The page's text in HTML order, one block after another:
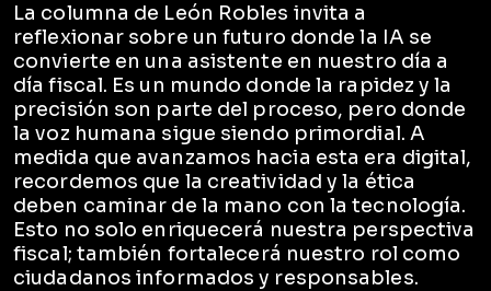
La columna de León Robles invita a
reflexionar sobre un futuro donde la IA se
convierte en una asistente en nuestro día a
día fiscal. Es un mundo donde la rapidez y la
precisión son parte del proceso, pero donde
la voz humana sigue siendo primordial. A
medida que avanzamos hacia esta era digital,
recordemos que la creatividad y la ética
deben caminar de la mano con la tecnología.
Esto no solo enriquecerá nuestra perspectiva
fiscal; también fortalecerá nuestro rol como
ciudadanos informados y responsables.